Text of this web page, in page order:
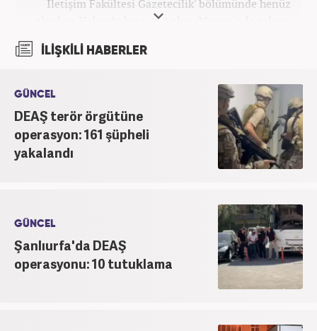
İletişim Fakültesi Gazetecilik' bölümünde henüz
okurken HaberAnkara ve AnkaraMasası'nda çalıştı.
2022 yılındaki mezuniyetinin ardından Beyaz TV'de
'Haber Editörü' pozisyonunda görev aldı. 2024
Editörü kariyerine devam etmektedir.
İLİŞKİLİ HABERLER
GÜNCEL
DEAŞ terör örgütüne
operasyon: 161 şüpheli
yakalandı
GÜNCEL
Şanlıurfa'da DEAŞ
operasyonu: 10 tutuklama